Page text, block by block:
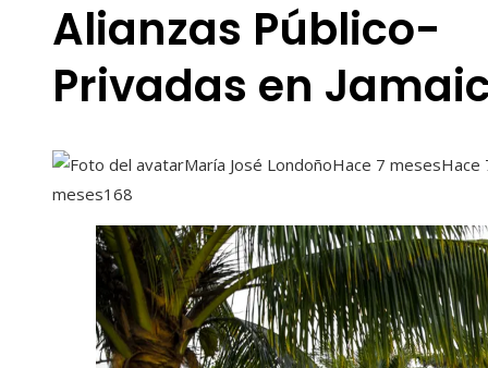
Alianzas Público-
Privadas en
María José LondoñoHace 7 mesesHace
meses168